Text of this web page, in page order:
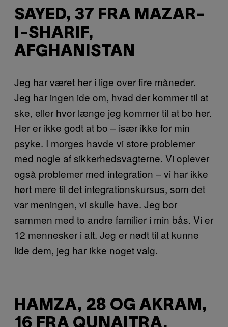
SAYED, 37 FRA MAZAR-
I-SHARIF,
AFGHANISTAN
Jeg har været her i lige over fire måneder.
Jeg har ingen ide om, hvad der kommer til at
ske, eller hvor længe jeg kommer til at bo her.
Her er ikke godt at bo – især ikke for min
psyke. I morges havde vi store problemer
med nogle af sikkerhedsvagterne. Vi oplever
også problemer med integration – vi har ikke
hørt mere til det integrationskursus, som det
var meningen, vi skulle have. Jeg bor
sammen med to andre familier i min bås. Vi er
12 mennesker i alt. Jeg er nødt til at kunne
lide dem, jeg har ikke noget valg.
HAMZA, 28 OG AKRAM,
16 FRA QUNAITRA,